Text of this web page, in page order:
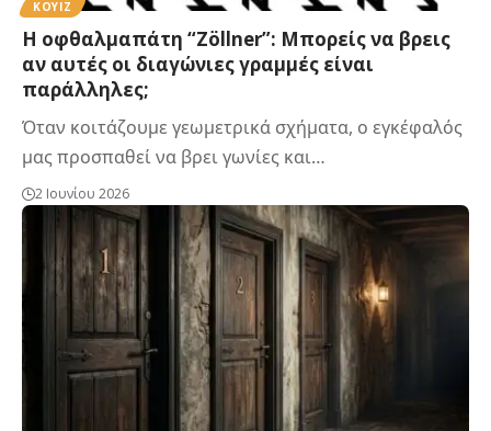
ΚΟΥΙΖ
Η οφθαλμαπάτη “Zöllner”: Μπορείς να βρεις
αν αυτές οι διαγώνιες γραμμές είναι
παράλληλες;
Όταν κοιτάζουμε γεωμετρικά σχήματα, ο εγκέφαλός
μας προσπαθεί να βρει γωνίες και…
2 Ιουνίου 2026